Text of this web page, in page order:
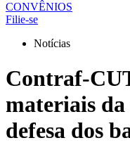
CONVÊNIOS
Filie-se
Notícias
Contraf-
materiais da
defesa dos